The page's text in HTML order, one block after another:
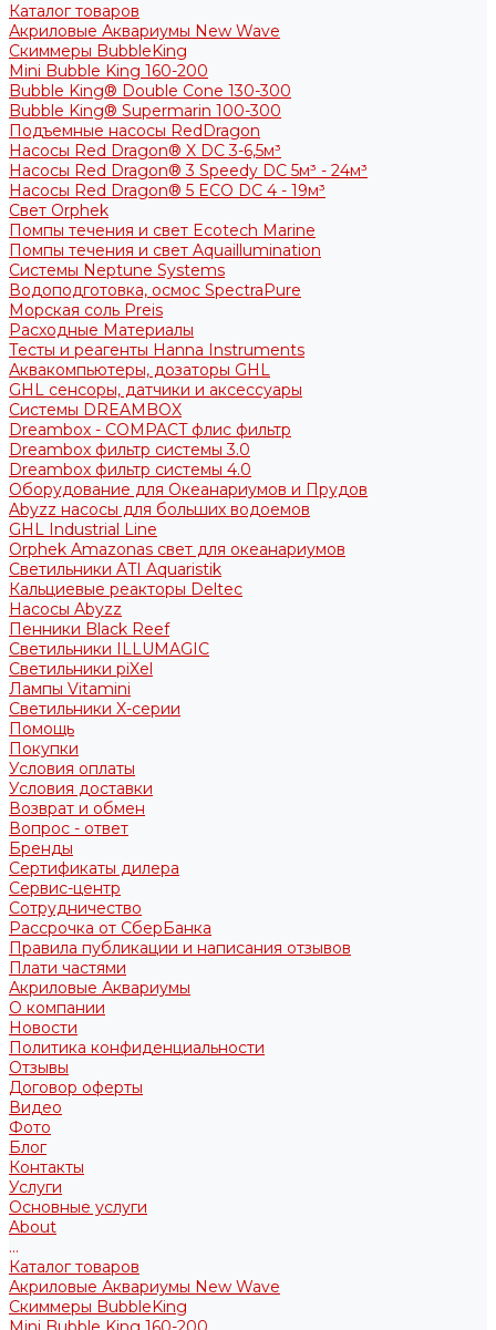
Каталог товаров
Акриловые Аквариумы New Wave
Скиммеры BubbleKing
Mini Bubble King 160-200
Bubble King® Double Cone 130-300
Bubble King® Supermarin 100-300
Подъемные насосы RedDragon
Насосы Red Dragon® X DC 3-6,5м³
Насосы Red Dragon® 3 Speedy DC 5м³ - 24м³
Насосы Red Dragon® 5 ECO DC 4 - 19м³
Свет Orphek
Помпы течения и свет Ecotech Marine
Помпы течения и свет Aquaillumination
Системы Neptune Systems
Водоподготовка, осмос SpectraPure
Морская соль Preis
Расходные Материалы
Тесты и реагенты Hanna Instruments
Аквакомпьютеры, дозаторы GHL
GHL сенсоры, датчики и аксессуары
Системы DREAMBOX
Dreambox - COMPACT флис фильтр
Dreambox фильтр системы 3.0
Dreambox фильтр системы 4.0
Оборудование для Океанариумов и Прудов
Abyzz насосы для больших водоемов
GHL Industrial Line
Orphek Amazonas свет для океанариумов
Светильники ATI Aquaristik
Кальциевые реакторы Deltec
Насосы Abyzz
Пенники Black Reef
Светильники ILLUMAGIC
Светильники piXel
Лампы Vitamini
Светильники X-серии
Помощь
Покупки
Условия оплаты
Условия доставки
Возврат и обмен
Вопрос - ответ
Бренды
Сертификаты дилера
Сервис-центр
Сотрудничество
Рассрочка от СберБанка
Правила публикации и написания отзывов
Плати частями
Акриловые Аквариумы
О компании
Новости
Политика конфиденциальности
Отзывы
Договор оферты
Видео
Фото
Блог
Контакты
Услуги
Основные услуги
About
...
Каталог товаров
Акриловые Аквариумы New Wave
Скиммеры BubbleKing